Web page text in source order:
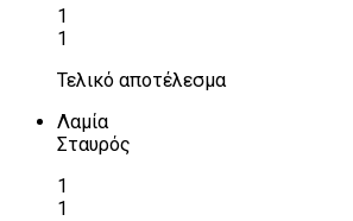
1
1
Τελικό αποτέλεσμα
Λαμία
Σταυρός
1
1